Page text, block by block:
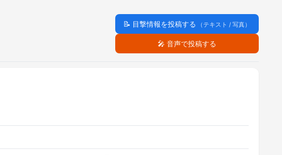
📝 目撃情報を投稿する （テキスト / 写真）
🎤 音声で投稿する